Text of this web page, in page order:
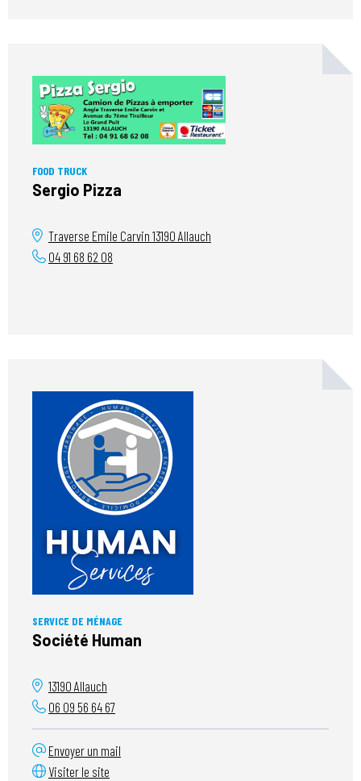
FOOD TRUCK
Sergio Pizza
Traverse Emile Carvin 13190 Allauch
04 91 68 62 08
SERVICE DE MÉNAGE
Société Human
13190 Allauch
06 09 56 64 67
Envoyer un mail
Visiter le site